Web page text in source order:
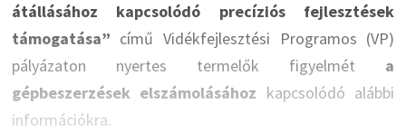
átállásához kapcsolódó precíziós fejlesztések
támogatása” című Vidékfejlesztési Programos (VP)
pályázaton nyertes termelők figyelmét a
gépbeszerzések elszámolásához kapcsolódó alábbi
információkra.